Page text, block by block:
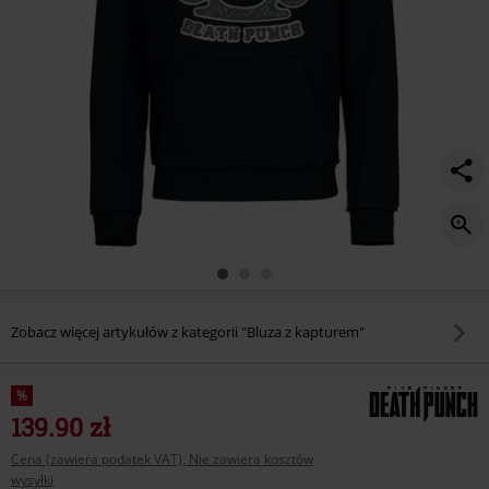
Zobacz więcej artykułów z kategorii "Bluza z kapturem"
%
139.90 zł
Cena (zawiera podatek VAT), Nie zawiera kosztów
wysyłki